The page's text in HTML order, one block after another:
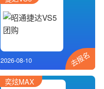
2026-08-10 去报名
奕炫MAX